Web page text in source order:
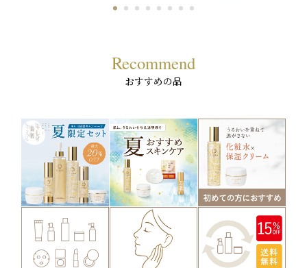
Recommend
おすすめの品